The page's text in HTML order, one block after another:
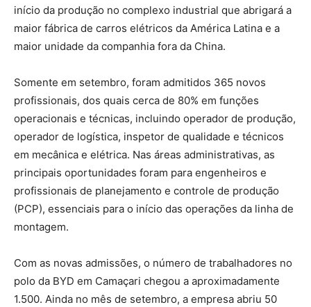
início da produção no complexo industrial que abrigará a
maior fábrica de carros elétricos da América Latina e a
maior unidade da companhia fora da China.
Somente em setembro, foram admitidos 365 novos
profissionais, dos quais cerca de 80% em funções
operacionais e técnicas, incluindo operador de produção,
operador de logística, inspetor de qualidade e técnicos
em mecânica e elétrica. Nas áreas administrativas, as
principais oportunidades foram para engenheiros e
profissionais de planejamento e controle de produção
(PCP), essenciais para o início das operações da linha de
montagem.
Com as novas admissões, o número de trabalhadores no
polo da BYD em Camaçari chegou a aproximadamente
1.500. Ainda no mês de setembro, a empresa abriu 50